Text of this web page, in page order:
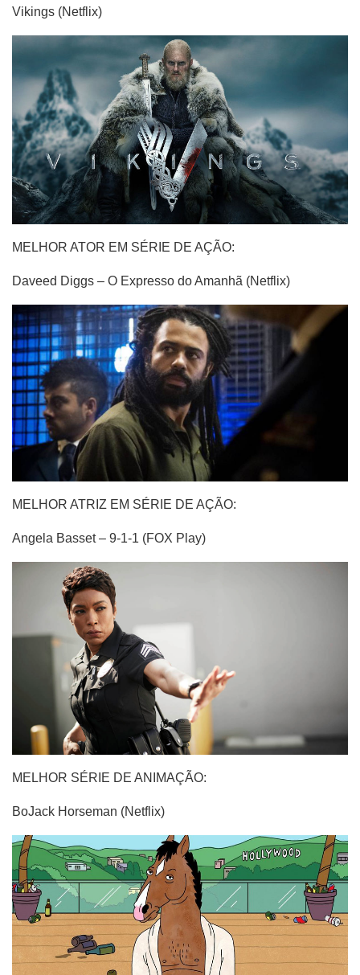
Vikings (Netflix)
MELHOR ATOR EM SÉRIE DE AÇÃO:
Daveed Diggs – O Expresso do Amanhã (Netflix)
MELHOR ATRIZ EM SÉRIE DE AÇÃO:
Angela Basset – 9-1-1 (FOX Play)
MELHOR SÉRIE DE ANIMAÇÃO:
BoJack Horseman (Netflix)